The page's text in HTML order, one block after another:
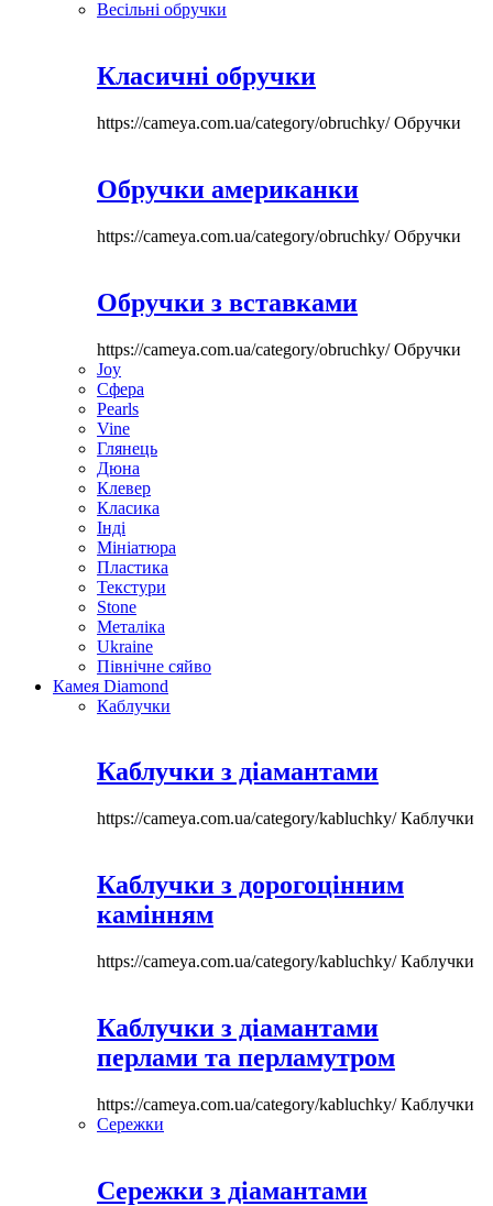
Весільні обручки
Класичні обручки
https://cameya.com.ua/category/obruchky/Обручки
Обручки американки
https://cameya.com.ua/category/obruchky/Обручки
Обручки з вставками
https://cameya.com.ua/category/obruchky/Обручки
Joy
Сфера
Pearls
Vine
Глянець
Дюна
Клевер
Класика
Інді
Мініатюра
Пластика
Текстури
Stone
Металіка
Ukraine
Північне сяйво
Камея Diamond
Каблучки
Каблучки з діамантами
https://cameya.com.ua/category/kabluchky/Каблучки
Каблучки з дорогоцінним
камінням
https://cameya.com.ua/category/kabluchky/Каблучки
Каблучки з діамантами
перлами та перламутром
https://cameya.com.ua/category/kabluchky/Каблучки
Сережки
Сережки з діамантами